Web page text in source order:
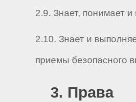
2.9. Знает, понимает
2.10. Знает и
приемы безопасного
3. Права